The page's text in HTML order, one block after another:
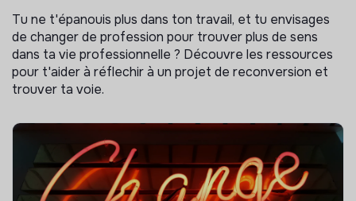
Tu ne t'épanouis plus dans ton travail, et tu envisages
de changer de profession pour trouver plus de sens
dans ta vie professionnelle ? Découvre les ressources
pour t'aider à réflechir à un projet de reconversion et
trouver ta voie.